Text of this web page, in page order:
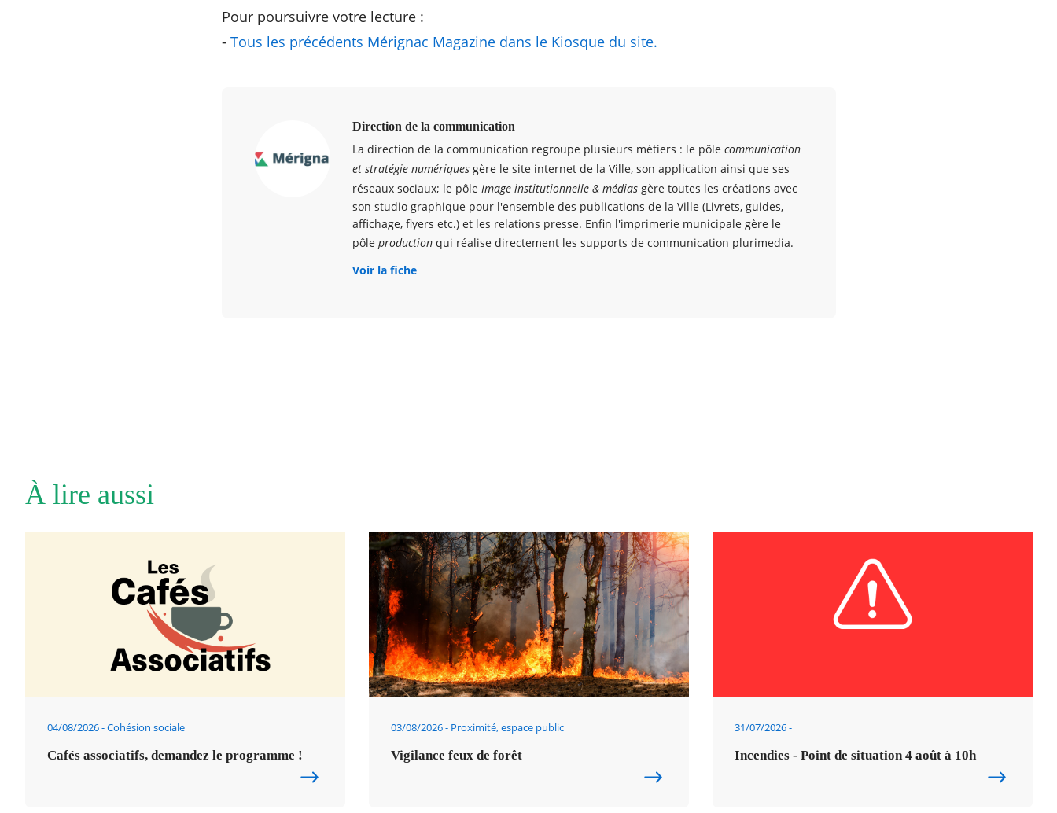
Pour poursuivre votre lecture :
- Tous les précédents Mérignac Magazine dans le Kiosque du site.
Direction de la communication
La direction de la communication regroupe plusieurs métiers : le pôle communication
et stratégie numériquesgère le site internet de la Ville, son application ainsi que ses
réseaux sociaux; le pôle Image institutionnelle & médiasgère toutes les créations avec
son studio graphique pour l'ensemble des publications de la Ville (Livrets, guides,
affichage, flyers etc.) et les relations presse. Enfin l'imprimerie municipale gère le
pôle productionqui réalise directement les supports de communication plurimedia.
Voir la fiche
À lire aussi
04/08/2026 Cohésion sociale
Cafés associatifs, demandez le programme !
03/08/2026 Proximité, espace public
Vigilance feux de forêt
31/07/2026
Incendies - Point de situation 4 août à 10h